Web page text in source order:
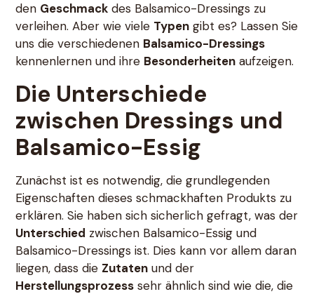
den Geschmack des Balsamico-Dressings zu
verleihen. Aber wie viele Typen gibt es? Lassen Sie
uns die verschiedenen Balsamico-Dressings
kennenlernen und ihre Besonderheiten aufzeigen.
Die Unterschiede
zwischen Dressings und
Balsamico-Essig
Zunächst ist es notwendig, die grundlegenden
Eigenschaften dieses schmackhaften Produkts zu
erklären. Sie haben sich sicherlich gefragt, was der
Unterschied zwischen Balsamico-Essig und
Balsamico-Dressings ist. Dies kann vor allem daran
liegen, dass die Zutaten und der
Herstellungsprozess sehr ähnlich sind wie die, die